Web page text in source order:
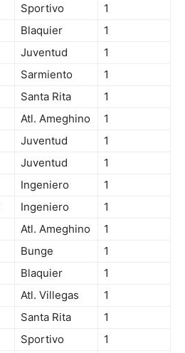
Sportivo
1
Blaquier
1
Juventud
1
Sarmiento
1
Santa Rita
1
Atl. Ameghino
1
Juventud
1
Juventud
1
Ingeniero
1
Ingeniero
1
Atl. Ameghino
1
Bunge
1
Blaquier
1
Atl. Villegas
1
Santa Rita
1
Sportivo
1